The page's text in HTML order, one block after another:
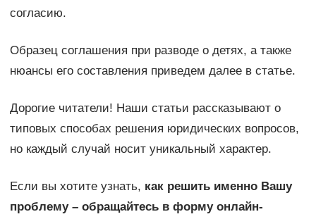
согласию.
Образец соглашения при разводе о детях, а также
нюансы его составления приведем далее в статье.
Дорогие читатели! Наши статьи рассказывают о
типовых способах решения юридических вопросов,
но каждый случай носит уникальный характер.
Если вы хотите узнать, как решить именно Вашу
проблему – обращайтесь в форму онлайн-